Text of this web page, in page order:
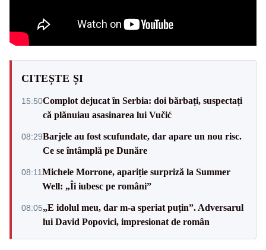
CITEȘTE ȘI
15:50Complot dejucat în Serbia: doi bărbați, suspectați
că plănuiau asasinarea lui Vučić
08:29Barjele au fost scufundate, dar apare un nou risc.
Ce se întâmplă pe Dunăre
08:11Michele Morrone, apariție surpriză la Summer
Well: „Îi iubesc pe români”
08:05„E idolul meu, dar m-a speriat puțin”. Adversarul
lui David Popovici, impresionat de român